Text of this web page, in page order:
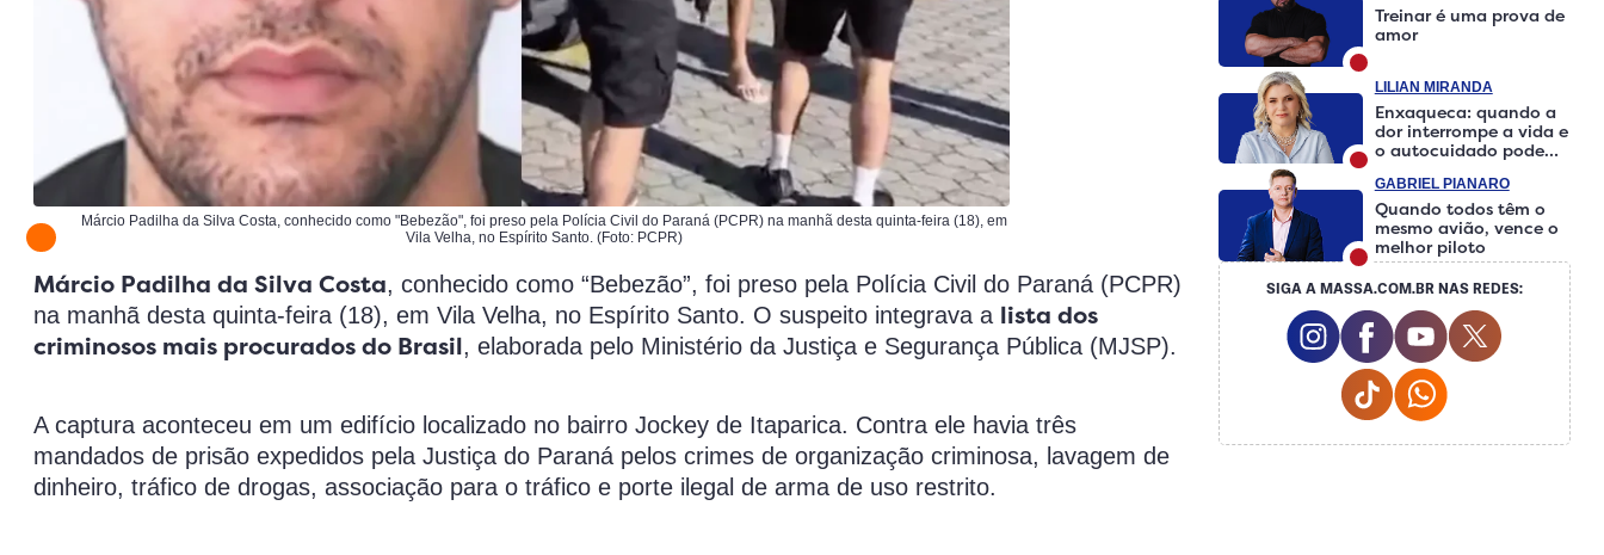
Márcio Padilha da Silva Costa, conhecido como "Bebezão", foi preso pela Polícia Civil do Paraná (PCPR) na manhã desta quinta-feira (18), em
Vila Velha, no Espírito Santo. (Foto: PCPR)
Márcio Padilha da Silva Costa, conhecido como “Bebezão”, foi preso pela Polícia Civil do Paraná (PCPR)
na manhã desta quinta-feira (18), em Vila Velha, no Espírito Santo. O suspeito integrava a lista dos
criminosos mais procurados do Brasil, elaborada pelo Ministério da Justiça e Segurança Pública (MJSP).
A captura aconteceu em um edifício localizado no bairro Jockey de Itaparica. Contra ele havia três
mandados de prisão expedidos pela Justiça do Paraná pelos crimes de organização criminosa, lavagem de
dinheiro, tráfico de drogas, associação para o tráfico e porte ilegal de arma de uso restrito.
Treinar é uma prova de
amor
LILIAN MIRANDA
Enxaqueca: quando a
dor interrompe a vida e
o autocuidado pode
GABRIEL PIANARO
Quando todos têm o
mesmo avião, vence o
melhor piloto
SIGA A MASSA.COM.BR NAS REDES:
Instagram Social Media
Facebook Social Media
Youtube Social
Twitter
Tiktok Social Media
Whatsapp Social